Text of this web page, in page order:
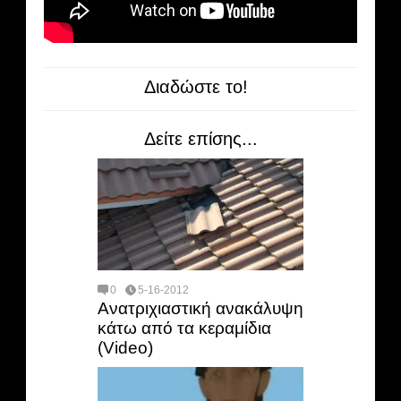
Διαδώστε το!
Δείτε επίσης...
0 5-16-2012
Ανατριχιαστική ανακάλυψη
κάτω από τα κεραμίδια
(Video)